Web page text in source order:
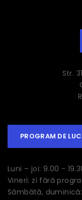
Str.
PROGRAM DE
Luni – joi: 9.00 -
Vineri: zi fără
Sâmbătă,